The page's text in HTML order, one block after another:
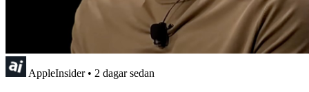
AppleInsider • 2 dagar sedan